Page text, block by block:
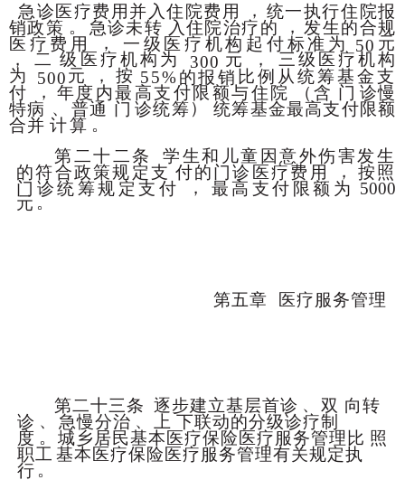
急诊医疗费用并入住院费用 ， 统一执行住院报
销政策 。 急诊未转 入住院治疗的 ， 发生的合规
医疗费用
， 一级医疗机构起付标准为 50 元
，
二 级医疗机构为 300 元 ，
三级医疗机构
为
500元 ， 按 55%的报销 比例从统筹基金支
付
， 年度内最高支付限额与住院 （含 门 诊慢
特病 、 普通 门 诊统筹） 统筹基金最高支付限额
合并 计算 。
第二十二条
学生和儿童因意外伤害发生
的符合政策规定支 付的门诊医疗费用 ，
按照
门诊统筹规定支付
， 最高支付限额为 5000
元 。
第五章 医疗服务管理
第二十三条 逐步建立基层首诊 、 双 向转
诊 、 急慢分治 、 上 下联动的分级诊疗制
度 。 城乡居民基本医疗保险医疗服务管理比 照
职工 基本医疗保险医疗服务管理有关规定执
行 。